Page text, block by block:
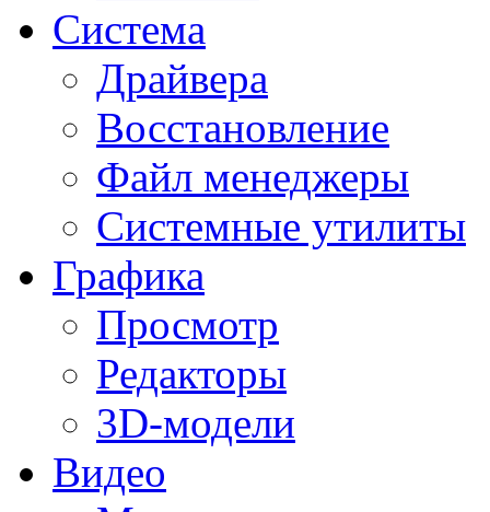
Система
Драйвера
Восстановление
Файл менеджеры
Системные утилиты
Графика
Просмотр
Редакторы
3D-модели
Видео